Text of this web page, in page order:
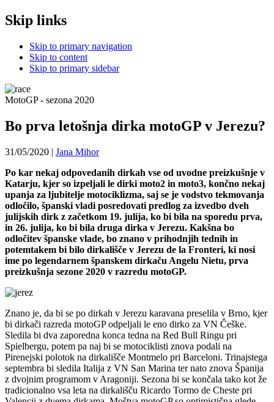
Skip links
Skip to primary navigation
Skip to content
Skip to primary sidebar
MotoGP - sezona 2020
Bo prva letošnja dirka motoGP v Jerezu?
31/05/2020 | Jana Mihor
Po kar nekaj odpovedanih dirkah vse od uvodne preizkušnje v
Katarju, kjer so izpeljali le dirki moto2 in moto3, končno nekaj
upanja za ljubitelje motociklizma, saj se je vodstvo tekmovanja
odločilo, španski vladi posredovati predlog za izvedbo dveh
julijskih dirk z začetkom 19. julija, ko bi bila na sporedu prva,
in 26. julija, ko bi bila druga dirka v Jerezu. Kakšna bo
odločitev španske vlade, bo znano v prihodnjih tednih in
potemtakem bi bilo dirkališče v Jerezu de la Fronteri, ki nosi
ime po legendarnem španskem dirkaču Angelu Nietu, prva
preizkušnja sezone 2020 v razredu motoGP.
Znano je, da bi se po dirkah v Jerezu karavana preselila v Brno, kjer
bi dirkači razreda motoGP odpeljali le eno dirko za VN Češke.
Sledila bi dva zaporedna konca tedna na Red Bull Ringu pri
Spielbergu, potem pa naj bi se motociklisti znova podali na
Pirenejski polotok na dirkališče Montmelo pri Barceloni. Trinajstega
septembra bi sledila Italija z VN San Marina ter nato znova Španija
z dvojnim programom v Aragoniji. Sezona bi se končala tako kot že
tradicionalno vsa leta na dirkališču Ricardo Tormo de Cheste pri